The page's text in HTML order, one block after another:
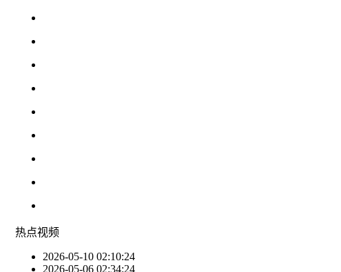
热点视频
2026-05-10 02:10:24
2026-05-06 02:34:24